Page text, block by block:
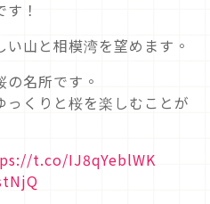
！
山と相模湾を望めます。
名所です。
っくりと桜を楽しむことが
t.co/IJ8qYeblWK